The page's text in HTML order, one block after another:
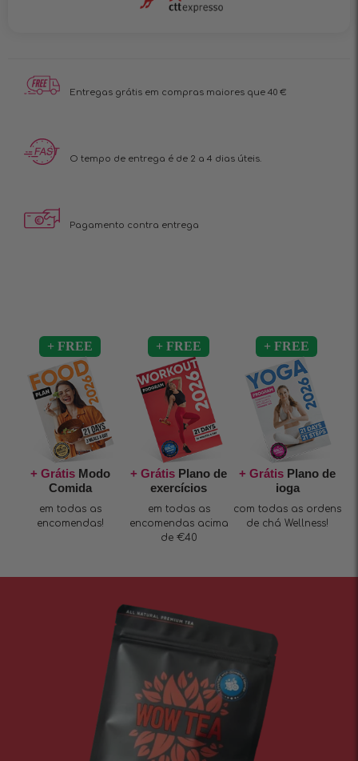
Entregas grátis em compras maiores que 40 €
O tempo de entrega é de 2 a 4 dias úteis.
Pagamento contra entrega
+ Grátis Modo
Comida
em todas as
encomendas!
+ Grátis Plano de
exercícios
em todas as
encomendas acima
de €40
+ Grátis Plano de
ioga
com todas as ordens
de chá Wellness!